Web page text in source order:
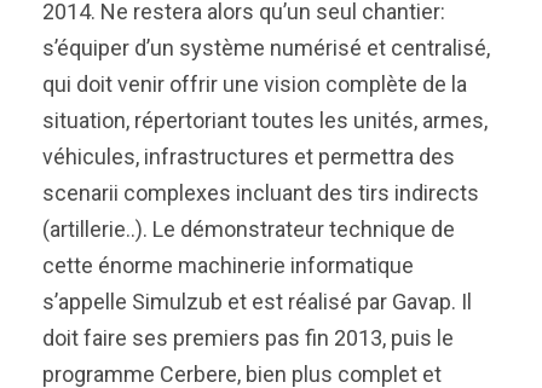
2014. Ne restera alors qu’un seul chantier:
s’équiper d’un système numérisé et centralisé,
qui doit venir offrir une vision complète de la
situation, répertoriant toutes les unités, armes,
véhicules, infrastructures et permettra des
scenarii complexes incluant des tirs indirects
(artillerie..). Le démonstrateur technique de
cette énorme machinerie informatique
s’appelle Simulzub et est réalisé par Gavap. Il
doit faire ses premiers pas fin 2013, puis le
programme Cerbere, bien plus complet et